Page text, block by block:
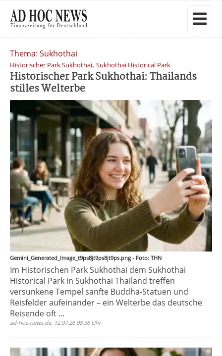
Thema: Sukhothai
Historischer Park Sukhothai, Sukhothai Historical Park
Historischer Park Sukhothai: Thailands
stilles Welterbe
Gemini_Generated_Image_t9ps8jt9ps8jt9ps.png - Foto: THN
Im Historischen Park Sukhothai dem Sukhothai
Historical Park in Sukhothai Thailand treffen
versunkene Tempel sanfte Buddha-Statuen und
Reisfelder aufeinander – ein Welterbe das deutsche
Reisende oft ...
ad-hoc-news.de, 12.07.26 08:36 Uhr